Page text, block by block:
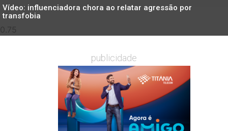
Vídeo: influenciadora chora ao relatar agressão por
transfobia
publicidade